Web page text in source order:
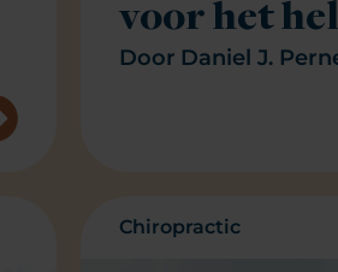
voor het
Door Daniel J.
Chiropractic